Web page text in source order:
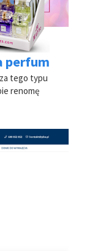
perfum
tego typu
renomę